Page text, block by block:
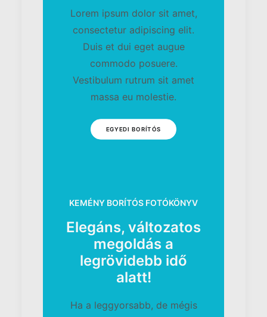
Lorem ipsum dolor sit amet,
consectetur adipiscing elit.
Duis et dui eget augue
commodo posuere.
Vestibulum rutrum sit amet
massa eu molestie.
EGYEDI BORÍTÓS
KEMÉNY BORÍTÓS FOTÓKÖNYV
Elegáns, változatos
megoldás a
legrövidebb idő
alatt!
Ha a leggyorsabb, de mégis